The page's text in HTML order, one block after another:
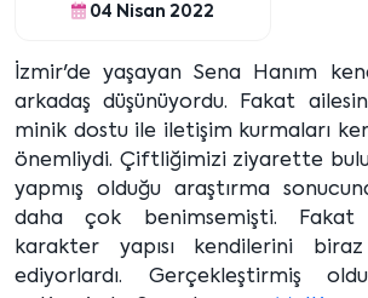
04 Nisan 2022
İzmir'de yaşayan Sena Hanım
arkadaş düşünüyordu. Fakat
minik dostu ile iletişim kurmaları
önemliydi. Çiftliğimizi ziyarette
yapmış olduğu araştırma
daha çok benimsemişti. Fakat
karakter yapısı kendilerini
ediyorlardı. Gerçekleştirmiş